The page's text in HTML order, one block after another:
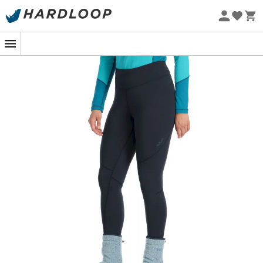
Promos d'été 🔥 -5 % EXTRA dès 2 produits* code Summer5
-5% Extra - Code Summer5
Collants Conduit Femme de Rab : Les
collants thermiques pour affronter les